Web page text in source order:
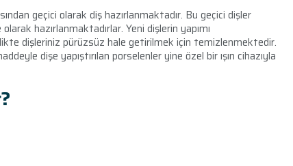
geçici olarak diş hazırlanmaktadır. Bu geçici dişler
hazırlanmaktadırlar. Yeni dişlerin yapımı
dişleriniz pürüzsüz hale getirilmek için temizlenmektedir.
dişe yapıştırılan porselenler yine özel bir ışın cihazıyla